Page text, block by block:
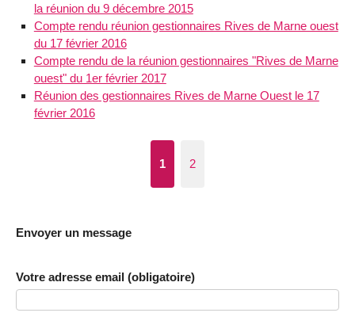
la réunion du 9 décembre 2015
Compte rendu réunion gestionnaires Rives de Marne ouest
du 17 février 2016
Compte rendu de la réunion gestionnaires "Rives de Marne
ouest" du 1er février 2017
Réunion des gestionnaires Rives de Marne Ouest le 17
février 2016
1 2
Envoyer un message
Votre adresse email (obligatoire)